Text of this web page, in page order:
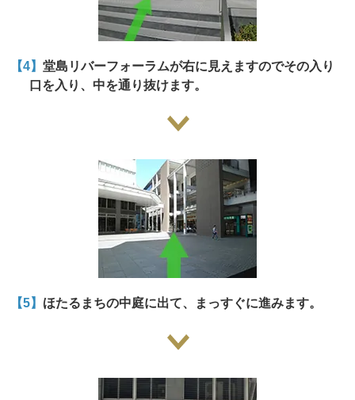
【4】堂島リバーフォーラムが右に見えますのでその入り
口を入り、中を通り抜けます。
【5】 ほたるまちの中庭に出て、まっすぐに進みます。